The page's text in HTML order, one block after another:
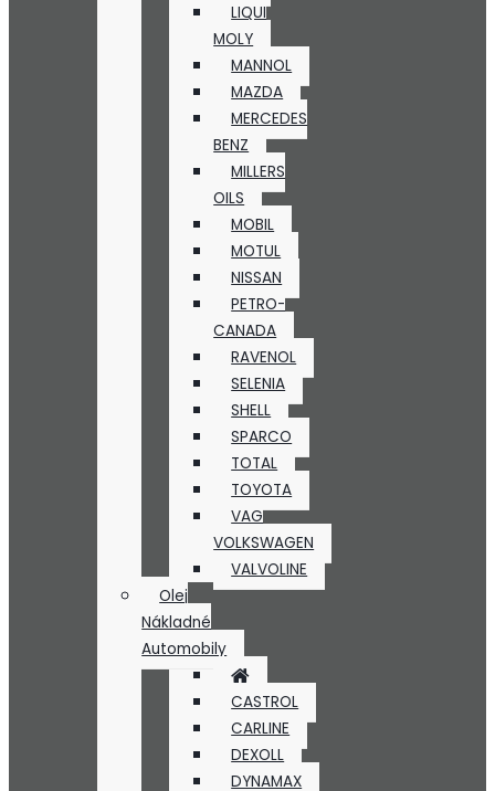
LIQUI
MOLY
MANNOL
MAZDA
MERCEDES
BENZ
MILLERS
OILS
MOBIL
MOTUL
NISSAN
PETRO-
CANADA
RAVENOL
SELENIA
SHELL
SPARCO
TOTAL
TOYOTA
VAG
VOLKSWAGEN
VALVOLINE
Olej
Nákladné
Automobily
CASTROL
CARLINE
DEXOLL
DYNAMAX